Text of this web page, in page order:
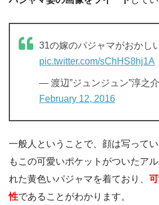
31の嫁のパジャマがおかし
pic.twitter.com/sChHS8hj1A
— 渡辺”ジュンジュン”淳之
February 12, 2016
一般人ということで、顔は写って
もこの可愛いポケットがついたア
れた黄色いパジャマを着ており、
性であることがわかります。